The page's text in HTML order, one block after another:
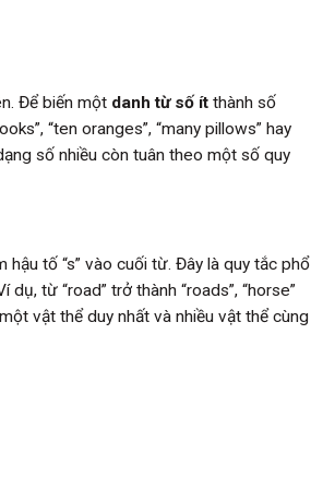
Để biến một danh từ số ít thành số
“ten oranges”, “many pillows” hay
số nhiều còn tuân theo một số quy
hậu tố “s” vào cuối từ. Đây là quy tắc phổ
dụ, từ “road” trở thành “roads”, “horse”
vật thể duy nhất và nhiều vật thể cùng